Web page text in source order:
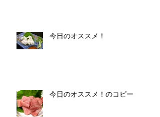
今日のオススメ！
今日のオススメ！のコピー